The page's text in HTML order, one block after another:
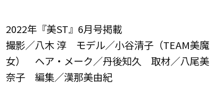
2022年『美ST』6月号掲載
撮影／八木 淳 モデル／小谷清子（TEAM美魔
女） ヘア・メーク／丹後知久 取材／八尾美
奈子 編集／漢那美由紀